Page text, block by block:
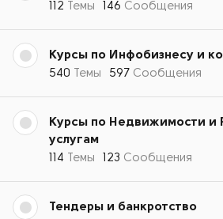
112 Темы 146 Сообщения
Курсы по Инфобизнесу и
540 Темы 597 Сообщения
Курсы по Недвижимости и
услугам
114 Темы 123 Сообщения
Тендеры и банкротство